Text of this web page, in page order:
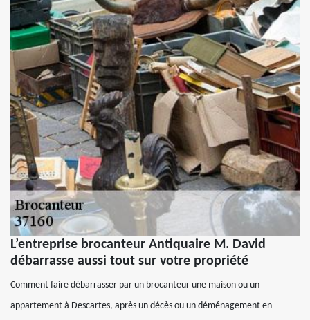
L’entreprise brocanteur Antiquaire M. David
débarrasse aussi tout sur votre propriété
Comment faire débarrasser par un brocanteur une maison ou un
appartement à Descartes, après un décès ou un déménagement en